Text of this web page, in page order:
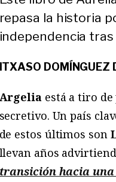
repasa la historia
independencia
ITXASO
Argeliaestá a tiro de
secretivo. Un país
de estos últimos son
llevan años
transición hacia una